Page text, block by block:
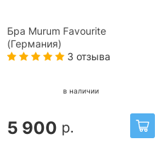
Бра Murum Favourite
(Германия)
3 отзыва
в наличии
5 900 р.